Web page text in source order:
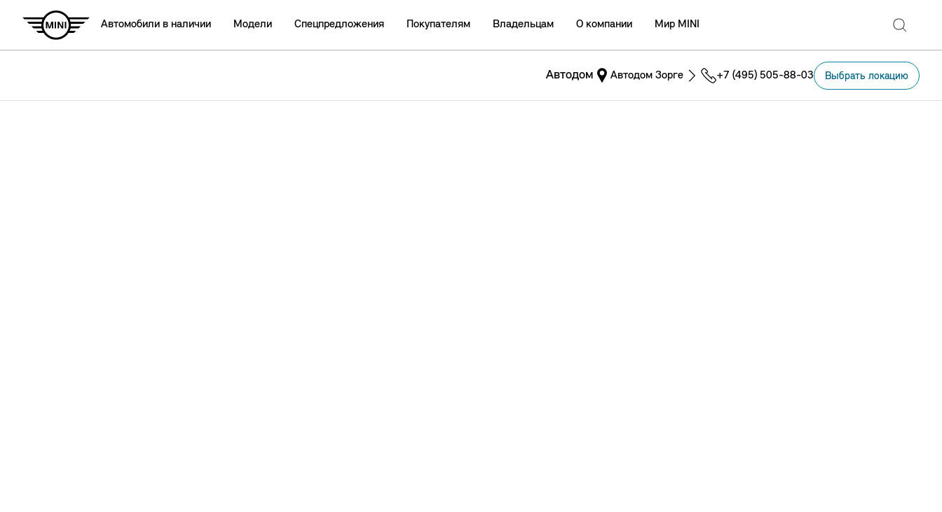
Автодом Выбрать локацию
Автодом Зорге +7 (495) 505-88-03
Автомобили в наличии Модели Спецпредложения Покупателям Владельцам О компании Мир MINI